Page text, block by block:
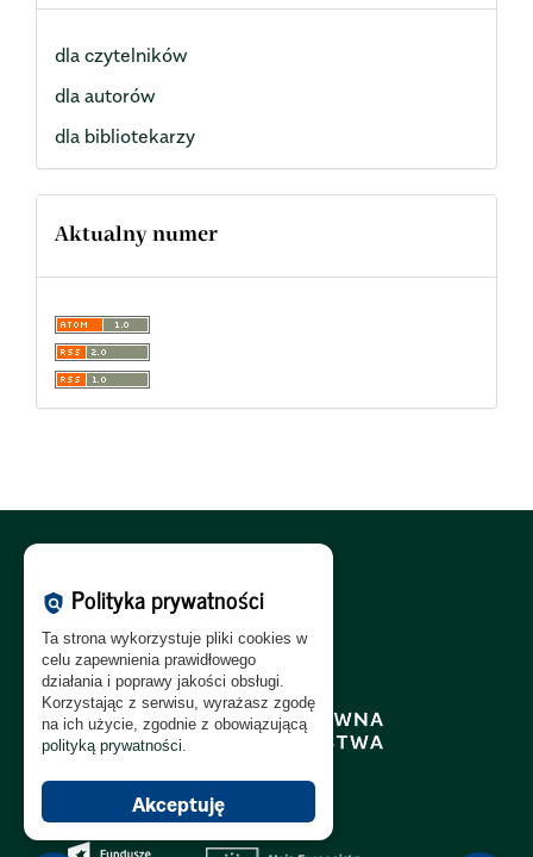
dla czytelników
dla autorów
dla bibliotekarzy
Aktualny numer
Polityka Prywatności:PL
Polityka RODO:PL|EN
policy Polityka prywatności
Ta strona wykorzystuje pliki cookies w
celu zapewnienia prawidłowego
działania i poprawy jakości obsługi.
Korzystając z serwisu, wyrażasz zgodę
na ich użycie, zgodnie z obowiązującą
polityką prywatności
Akceptuję